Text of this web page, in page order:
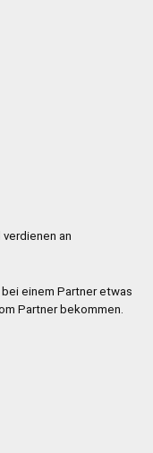
an
einem Partner etwas
Partner bekommen.